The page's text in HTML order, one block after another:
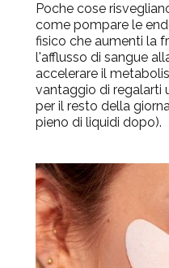
Poche cose
come pompare le
fisico che aumenti la
l'afflusso di sangue
accelerare il
vantaggio di regalarti
per il resto della
pieno di liquidi dopo).